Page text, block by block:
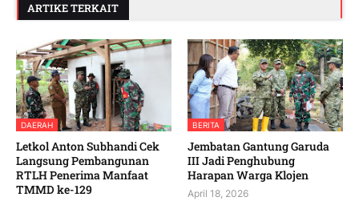
ARTIKE TERKAIT
DAERAH
Letkol Anton Subhandi Cek
Langsung Pembangunan
RTLH Penerima Manfaat
TMMD ke-129
BERITA
Jembatan Gantung Garuda
III Jadi Penghubung
Harapan Warga Klojen
April 18, 2026